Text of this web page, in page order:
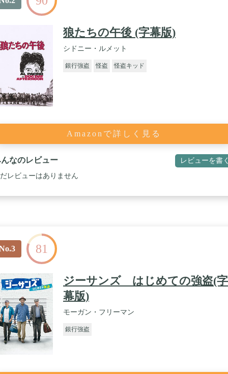
狼たちの午後 (字幕版)
シドニー・ルメット
銀行強盗 怪盗 怪盗キッド
Amazonで詳しく見る
なのレビュー レビューを書
レビューはありません
81
ジーサンズ はじめての強盗(字
幕版)
モーガン・フリーマン
銀行強盗